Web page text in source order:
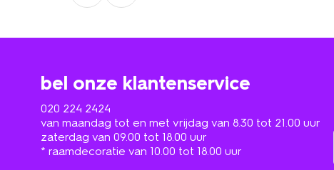
bel onze klantenservice
020 224 2424
van maandag tot en met vrijdag van 8.30 tot 21.00 uur
zaterdag van 09.00 tot 18.00 uur
* raamdecoratie van 10.00 tot 18.00 uur